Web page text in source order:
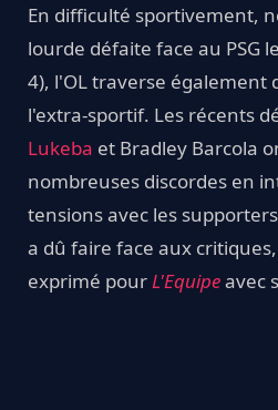
En difficulté sportivement,
lourde défaite face au PSG
4), l'OL traverse également
l'extra-sportif. Les récents
Lukeba et Bradley Barcola
nombreuses discordes en
tensions avec les
a dû faire face aux
exprimé pourL'Equipeavec